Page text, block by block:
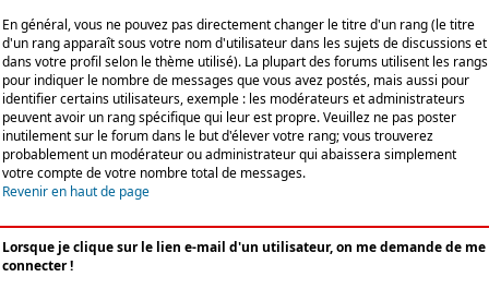
En général, vous ne pouvez pas directement changer le titre d'un rang (le titre
d'un rang apparaît sous votre nom d'utilisateur dans les sujets de discussions et
dans votre profil selon le thème utilisé). La plupart des forums utilisent les rangs
pour indiquer le nombre de messages que vous avez postés, mais aussi pour
identifier certains utilisateurs, exemple : les modérateurs et administrateurs
peuvent avoir un rang spécifique qui leur est propre. Veuillez ne pas poster
inutilement sur le forum dans le but d'élever votre rang; vous trouverez
probablement un modérateur ou administrateur qui abaissera simplement
votre compte de votre nombre total de messages.
Revenir en haut de page
Lorsque je clique sur le lien e-mail d'un utilisateur, on me demande de me
connecter !